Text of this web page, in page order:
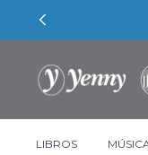
LIBROS